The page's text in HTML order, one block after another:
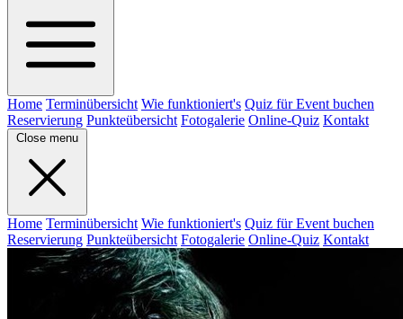
Home Terminübersicht Wie funktioniert's Quiz für Event buchen
Reservierung Punkteübersicht Fotogalerie Online-Quiz Kontakt
Close menu
Home Terminübersicht Wie funktioniert's Quiz für Event buchen
Reservierung Punkteübersicht Fotogalerie Online-Quiz Kontakt